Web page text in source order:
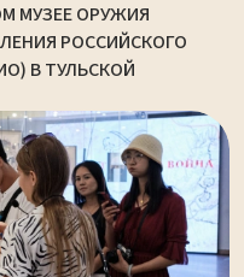
МУЗЕЕ ОРУЖИЯ
РОССИЙСКОГО
В ТУЛЬСКОЙ